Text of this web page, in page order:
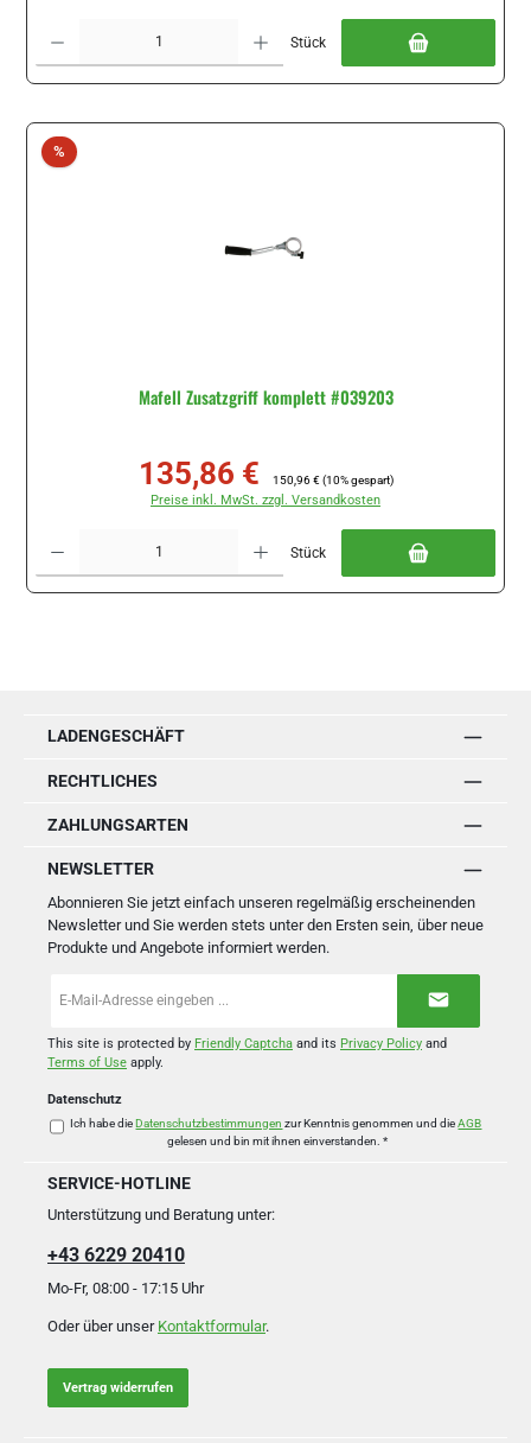
Stück
%Rabatt
Mafell Zusatzgriff komplett #039203
Verkaufspreis:
135,86 € 150,96 € (10% gespart)
Preise inkl. MwSt. zzgl. Versandkosten
Stück
LADENGESCHÄFT
RECHTLICHES
ZAHLUNGSARTEN
NEWSLETTER
Abonnieren Sie jetzt einfach unseren regelmäßig erscheinenden
Newsletter und Sie werden stets unter den Ersten sein, über neue
Produkte und Angebote informiert werden.
Mail-
*
This site is protected by Friendly Captcha and its Privacy Policy and
Terms of Use apply.
Datenschutz
Ich habe dieDatenschutzbestimmungen zur Kenntnis genommen und dieAGB
gelesen und bin mit ihnen einverstanden. *
SERVICE-HOTLINE
Unterstützung und Beratung unter:
+43 6229 20410
Mo-Fr, 08:00 - 17:15 Uhr
Oder über unser Kontaktformular.
Vertrag widerrufen